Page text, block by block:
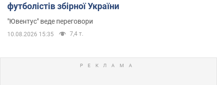
футболістів збірної України
"Ювентус" веде переговори
10.08.2026 15:35 7,4 т.